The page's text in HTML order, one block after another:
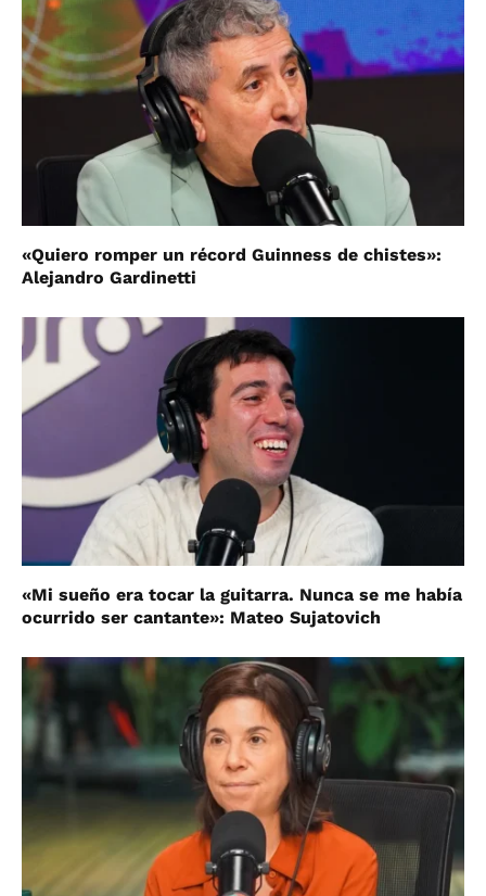
«Quiero romper un récord Guinness de chistes»:
Alejandro Gardinetti
«Mi sueño era tocar la guitarra. Nunca se me había
ocurrido ser cantante»: Mateo Sujatovich